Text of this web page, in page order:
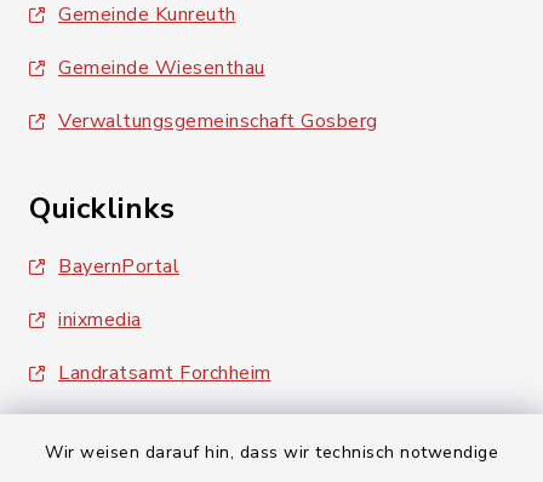
Wir weisen darauf hin, dass wir technisch notwendige
Gemeinde Kunreuth
Gemeinde Wiesenthau
Verwaltungsgemeinschaft Gosberg
Quicklinks
BayernPortal
inixmedia
Landratsamt Forchheim